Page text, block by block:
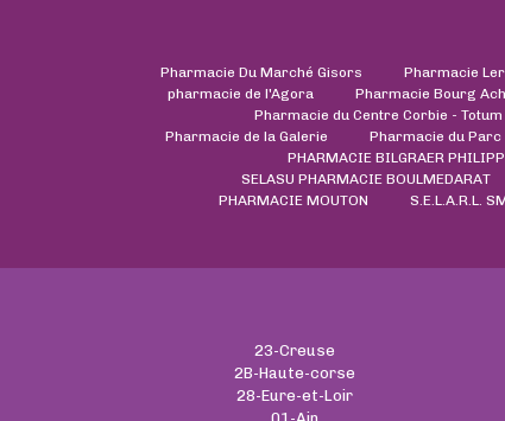
Pharmacie Du Marché Gisors Pharmacie
pharmacie de l'Agora
Pharmacie Bourg
Pharmacie du Centre Corbie - Totum
Pharmacie de la Galerie
Pharmacie du Parc
PHARMACIE BILGRAER
SELASU PHARMACIE BOULMEDARAT
PHARMACIE MOUTON
S.E.L.A.R.L.
23-Creuse
2B-Haute-corse
28-Eure-et-Loir